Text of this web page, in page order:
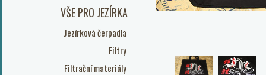
VŠE PRO JEZÍRKA
Jezírková čerpadla
Filtry
Filtrační materiály